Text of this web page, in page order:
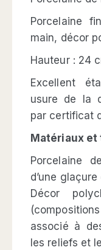
Porcelaine
main, décor
Hauteur : 24
Excellent
usure de la
par certificat
Matériaux
Porcelaine
d’une
Décor
associé à
les reliefs et